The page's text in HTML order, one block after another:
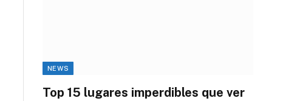
NEWS
Top 15 lugares imperdibles que ver